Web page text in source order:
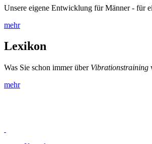
Unsere eigene Entwicklung für Männer - für
mehr
Lexikon
Was Sie schon immer über Vibrationstraining
mehr